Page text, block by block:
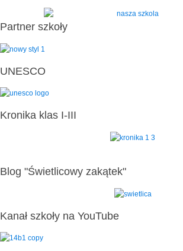
Partner szkoły
UNESCO
Kronika klas I-III
Blog "Świetlicowy zakątek"
Kanał szkoły na YouTube